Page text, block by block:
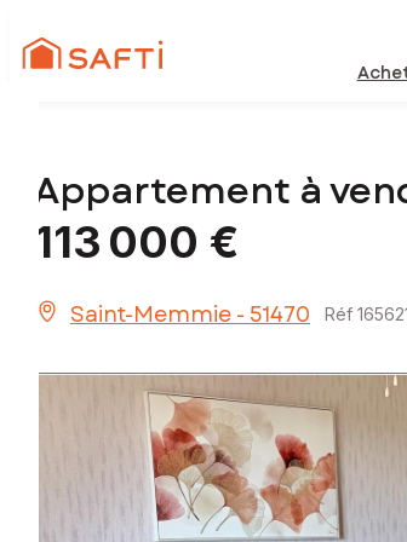
Appartement à
113 000 €
Saint-Memmie - 51470 Réf